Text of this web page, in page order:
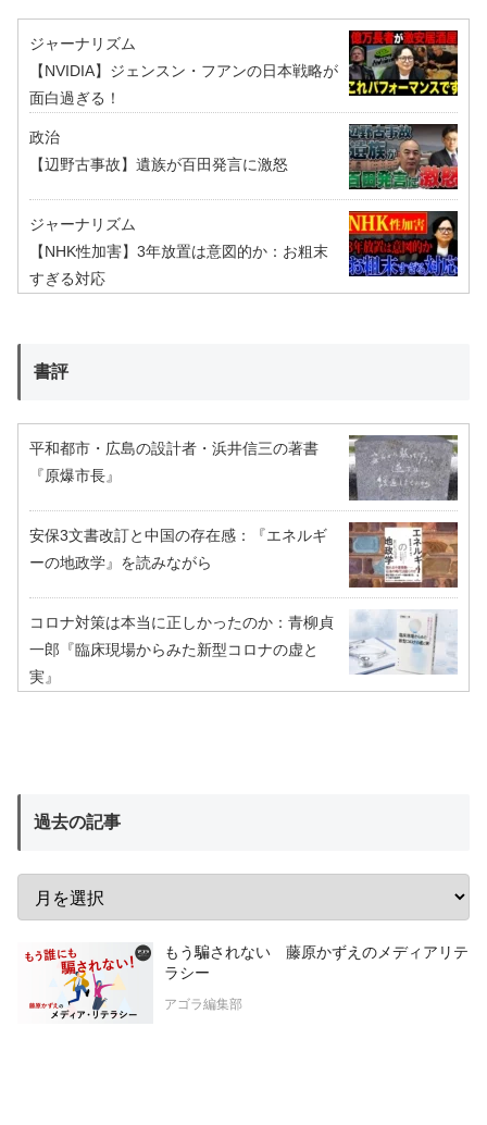
ジャーナリズム
【NVIDIA】ジェンスン・フアンの日本戦略が
面白過ぎる！
政治
【辺野古事故】遺族が百田発言に激怒
ジャーナリズム
【NHK性加害】3年放置は意図的か：お粗末
すぎる対応
書評
平和都市・広島の設計者・浜井信三の著書
『原爆市長』
安保3文書改訂と中国の存在感：『エネルギ
ーの地政学』を読みながら
コロナ対策は本当に正しかったのか：青柳貞
一郎『臨床現場からみた新型コロナの虚と
実』
過去の記事
もう騙されない 藤原かずえのメディアリテ
ラシー
アゴラ編集部